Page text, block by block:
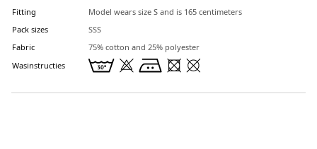
Fitting
Model wears size S and is 165 centimeters
Pack sizes
SSS
Fabric
75% cotton and 25% polyester
Wasinstructies